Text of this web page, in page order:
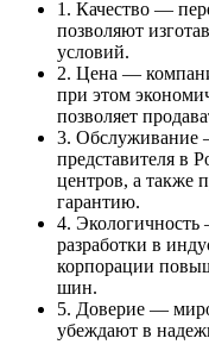
1. Качество —
позволяют
условий.
2. Цена —
при этом
позволяет
3. Обслуживание
представителя в
центров, а также
гарантию.
4.
разработки в
корпорации
шин.
5. Доверие —
убеждают в